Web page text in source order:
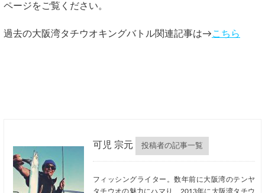
ページをご覧ください。
過去の大阪湾タチウオキングバトル関連記事は→こちら
可児 宗元 投稿者の記事一覧
フィッシングライター。数年前に大阪湾のテンヤ
タチウオの魅力にハマり、2013年に大阪湾タチウ